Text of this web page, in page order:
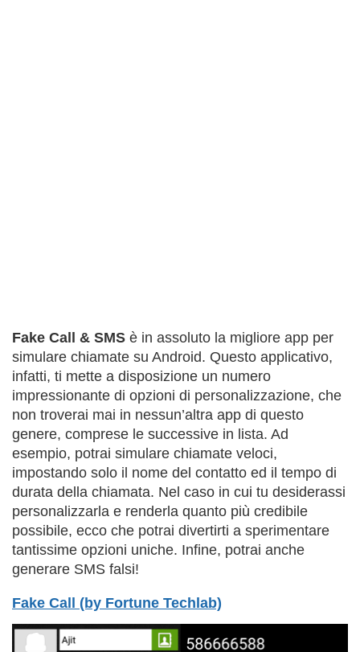
Fake Call & SMS è in assoluto la migliore app per
simulare chiamate su Android. Questo applicativo,
infatti, ti mette a disposizione un numero
impressionante di opzioni di personalizzazione, che
non troverai mai in nessun’altra app di questo
genere, comprese le successive in lista. Ad
esempio, potrai simulare chiamate veloci,
impostando solo il nome del contatto ed il tempo di
durata della chiamata. Nel caso in cui tu desiderassi
personalizzarla e renderla quanto più credibile
possibile, ecco che potrai divertirti a sperimentare
tantissime opzioni uniche. Infine, potrai anche
generare SMS falsi!
Fake Call (by Fortune Techlab)